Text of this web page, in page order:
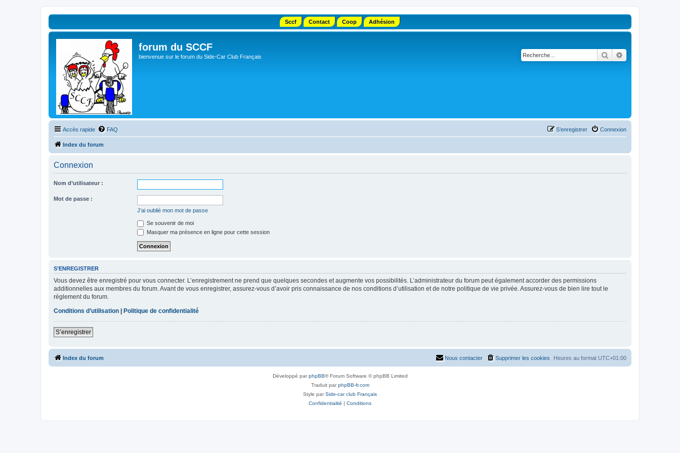
Sccf Contact Coop Adhésion
forum du SCCF
bienvenue sur le forum du Side-Car Club Français Rechercher
Accès rapide FAQ Connexion
S’enregistrer
Index du forum
Connexion
Nom d’utilisateur :
Mot de passe :
J’ai oublié mon mot de passe
Se souvenir de moi
Masquer ma présence en ligne pour cette session
S’ENREGISTRER
Vous devez être enregistré pour vous connecter. L’enregistrement ne prend que quelques secondes et augmente vos possibilités. L’administrateur du forum peut également accorder des permissions
additionnelles aux membres du forum. Avant de vous enregistrer, assurez-vous d’avoir pris connaissance de nos conditions d’utilisation et de notre politique de vie privée. Assurez-vous de bien lire tout le
règlement du forum.
Conditions d’utilisation | Politique de confidentialité
S’enregistrer
Index du forum Heures au format UTC+01:00
Supprimer les cookies
Nous contacter
Développé parphpBB® Forum Software © phpBB Limited
Traduit parphpBB-fr.com
Style parSide-car club Français
Confidentialité | Conditions